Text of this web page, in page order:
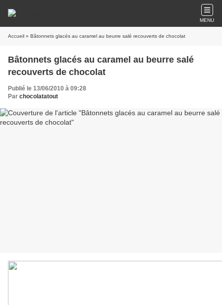
MENU
Accueil » Bâtonnets glacés au caramel au beurre salé recouverts de chocolat
Bâtonnets glacés au caramel au beurre salé
recouverts de chocolat
Publié le 13/06/2010 à 09:28
Par chocolatatout